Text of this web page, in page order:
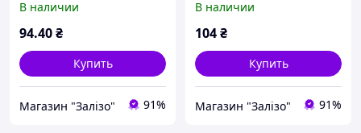
В наличии
94.40₴
Купить
Магазин "Залізо" 91%
В наличии
104₴
Купить
Магазин "Залізо" 91%